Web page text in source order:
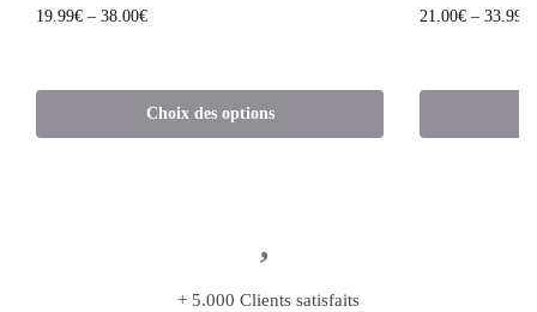
19.99€ – 38.00€
Choix des options
21.00€ – 33.99
+ 5.000 Clients satisfaits